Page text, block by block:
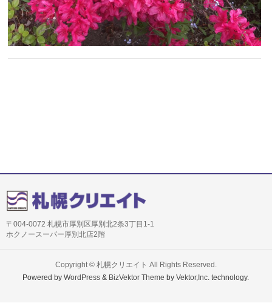
〒004-0072 札幌市厚別区厚別北2条3丁目1-1
ホクノースーパー厚別北店2階
Copyright © 札幌クリエイト All Rights Reserved.
Powered byWordPress & BizVektor Theme byVektor,Inc. technology.